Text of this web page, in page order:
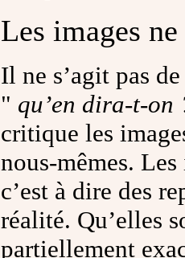
Les images
Il ne s’agit pas
" qu’en dira-t-on
critique les
nous-mêmes.
c’est à dire des
réalité. Qu’elles
partiellement